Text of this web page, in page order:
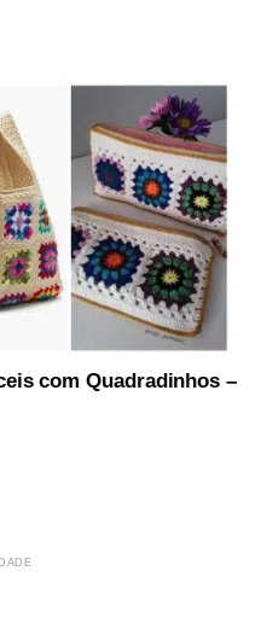
com Quadradinhos –